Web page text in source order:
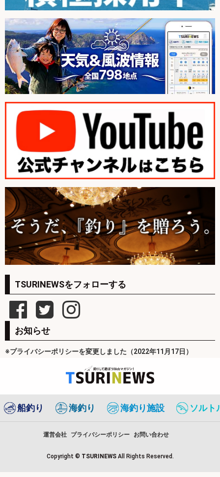
TSURINEWSをフォローする
お知らせ
※プライバシーポリシーを変更しました（2022年11月17日）
船釣り 海釣り 海釣り施設 ソルト
運営会社 プライバシーポリシー お問い合わせ
Copyright © TSURINEWS All Rights Reserved.